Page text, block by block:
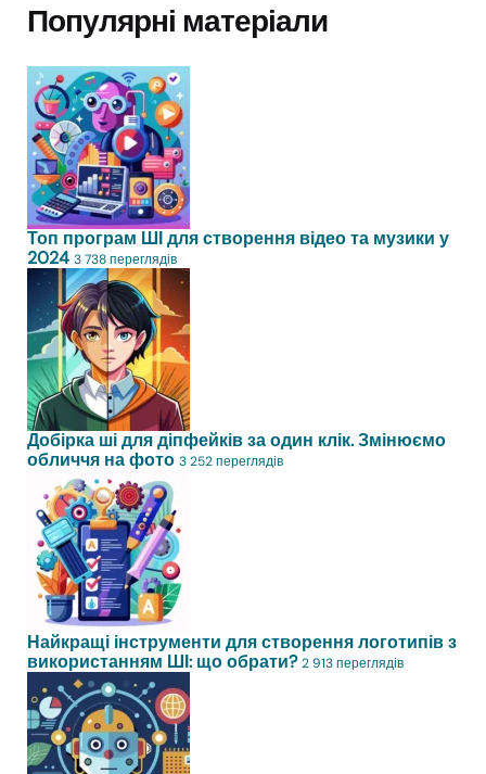
Популярні матеріали
Топ програм ШІ для створення відео та музики у
2024 3 738 переглядів
Добірка ші для діпфейків за один клік. Змінюємо
обличчя на фото 3 252 переглядів
Найкращі інструменти для створення логотипів з
використанням ШІ: що обрати? 2 913 переглядів